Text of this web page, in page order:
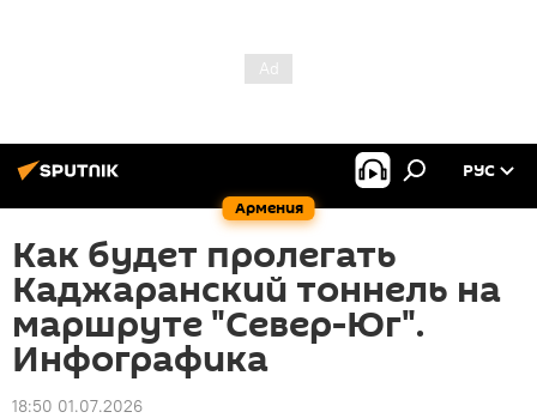
Армения
РУС
Как будет пролегать
Каджаранский тоннель на
маршруте "Север-Юг".
Инфографика
18:50 01.07.2026